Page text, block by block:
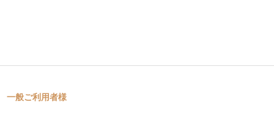
一般ご利用者様